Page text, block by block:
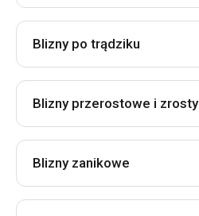
Blizny po trądziku
Blizny przerostowe i zrosty
Blizny zanikowe